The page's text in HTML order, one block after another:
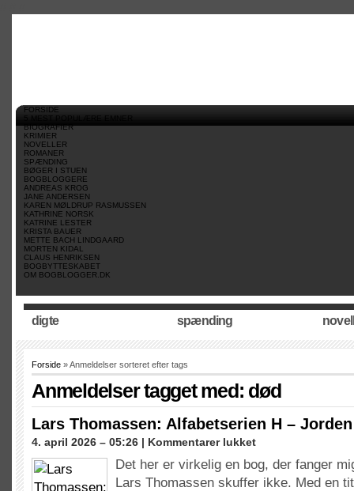
FORSIDE
5 MEST POPULÆRE EMNER
BIOGRAFIER
KRIMIER
NOVELLER
ROMANER
SPÆNDING
BØGER I STUEN
BOGBLOGGERE
ANDREAS KROG
JANE ANDERSEN
KAREN MØLDRUP RASMUSSEN
KATHRINE NORSK
KATRINE LESTER
KRISTA BAUER
METTE BACH LINDGAARD
MORTEN KIDAL
CLAUS HENRIKSEN
BOGBYTTESKABET
OM BOGBLOGGER.DK
digte spænding
Forside » Anmeldelser sorteret efter tags
Anmeldelser tagget med: død
Lars Thomassen: Alfabetserien H –
4. april 2026 – 05:26 | Kommentarer lukkettil
Thomassen:
Alfabetserien
Det her er virkelig en bog, der fanger
Lars Thomassen skuffer ikke. Med en